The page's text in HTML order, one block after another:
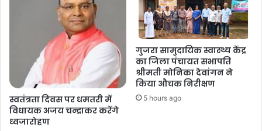
स्वतंत्रता दिवस पर धमतरी में
विधायक अजय चन्द्राकर करेंगे
ध्वजारोहण
गुजरा सामुदायिक स्वास्थ्य केंद्र
का जिला पंचायत सभापति
श्रीमती मोनिका देवांगन ने
किया औचक निरीक्षण
5 hours ago